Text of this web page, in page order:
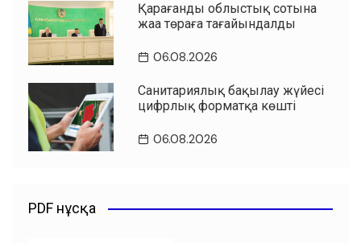
Қарағанды облыстық сотына
жаңа төраға тағайындалды
06.08.2026
Санитариялық бақылау жүйесі
цифрлық форматқа көшті
06.08.2026
PDF нұсқа